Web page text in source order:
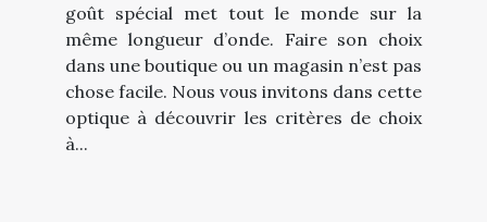
goût spécial met tout le monde sur la
même longueur d’onde. Faire son choix
dans une boutique ou un magasin n’est pas
chose facile. Nous vous invitons dans cette
optique à découvrir les critères de choix
à...